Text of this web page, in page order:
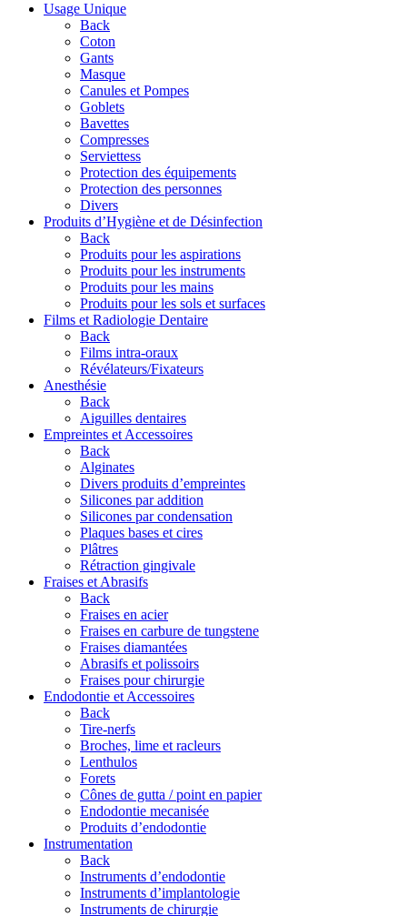
Usage Unique
Back
Coton
Gants
Masque
Canules et Pompes
Goblets
Bavettes
Compresses
Serviettess
Protection des équipements
Protection des personnes
Divers
Produits d’Hygiène et de Désinfection
Back
Produits pour les aspirations
Produits pour les instruments
Produits pour les mains
Produits pour les sols et surfaces
Films et Radiologie Dentaire
Back
Films intra-oraux
Révélateurs/Fixateurs
Anesthésie
Back
Aiguilles dentaires
Empreintes et Accessoires
Back
Alginates
Divers produits d’empreintes
Silicones par addition
Silicones par condensation
Plaques bases et cires
Plâtres
Rétraction gingivale
Fraises et Abrasifs
Back
Fraises en acier
Fraises en carbure de tungstene
Fraises diamantées
Abrasifs et polissoirs
Fraises pour chirurgie
Endodontie et Accessoires
Back
Tire-nerfs
Broches, lime et racleurs
Lenthulos
Forets
Cônes de gutta / point en papier
Endodontie mecanisée
Produits d’endodontie
Instrumentation
Back
Instruments d’endodontie
Instruments d’implantologie
Instruments de chirurgie